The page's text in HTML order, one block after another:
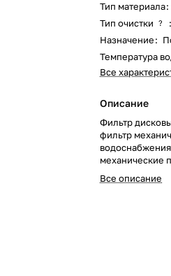
Тип материала:
Тип очистки
? :
Назначение:
Температура
Все
Описание
Фильтр
фильтр
механические
форсунки и
Все описание